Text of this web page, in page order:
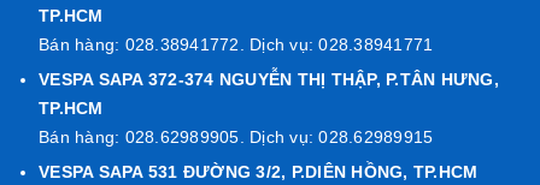
TP.HCM
Bán hàng: 028.38941772. Dịch vụ: 028.38941771
VESPA SAPA 372-374 NGUYỄN THỊ THẬP, P.TÂN HƯNG,
TP.HCM
Bán hàng: 028.62989905. Dịch vụ: 028.62989915
VESPA SAPA 531 ĐƯỜNG 3/2, P.DIÊN HỒNG, TP.HCM